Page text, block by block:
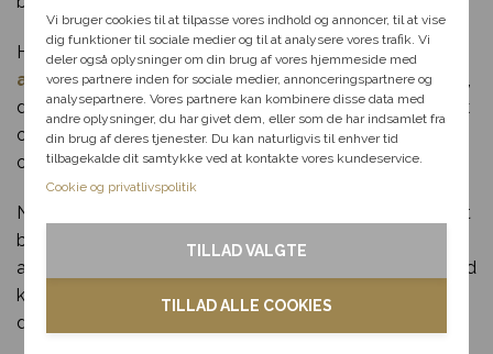
Vi bruger cookies til at tilpasse vores indhold og annoncer, til at vise
dig funktioner til sociale medier og til at analysere vores trafik. Vi
deler også oplysninger om din brug af vores hjemmeside med
vores partnere inden for sociale medier, annonceringspartnere og
analysepartnere. Vores partnere kan kombinere disse data med
andre oplysninger, du har givet dem, eller som de har indsamlet fra
din brug af deres tjenester. Du kan naturligvis til enhver tid
tilbagekalde dit samtykke ved at kontakte vores kundeservice.
Cookie og privatlivspolitik
TILLAD ALLE COOKIES
TILLAD VALGTE
Hvid amaryllisdrøm er oplagt som værtindegave, til
advent , julehyggen eller som en smuk vinterhilsen til én,
der fortjener lidt ekstra forkælelse. Dens naturlige udtryk
og rolige farvevalg gør den velegnet til både personlige
og professionelle sammenhænge.
Når du vælger denne buket fra Bloomit, støtter du lokalt
blomsterhåndværk. Alle buketter bliver skabt og leveret
af vores samarbejdende florister i hele landet – altid med
kvalitet og omtanke i fokus. Og bestiller du inden
deadline, tilbyder vi hurtig levering samme dag.
passer til dig, så hjælper vi
dig videre med at finde den
perfekte rabat til dit svar.
Fødselsdag
Tak & omtanke
Kondolence
Blomster til hjemmet